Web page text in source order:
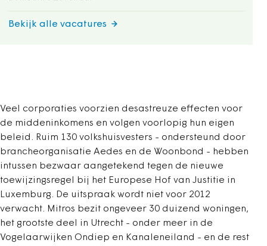
Bekijk alle vacatures
Veel corporaties voorzien desastreuze effecten voor
de middeninkomens en volgen voorlopig hun eigen
beleid. Ruim 130 volkshuisvesters - ondersteund door
brancheorganisatie Aedes en de Woonbond - hebben
intussen bezwaar aangetekend tegen de nieuwe
toewijzingsregel bij het Europese Hof van Justitie in
Luxemburg. De uitspraak wordt niet voor 2012
verwacht. Mitros bezit ongeveer 30 duizend woningen,
het grootste deel in Utrecht - onder meer in de
Vogelaarwijken Ondiep en Kanaleneiland - en de rest